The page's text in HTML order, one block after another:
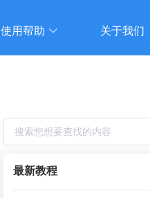
使用帮助 关于我们
最新教程